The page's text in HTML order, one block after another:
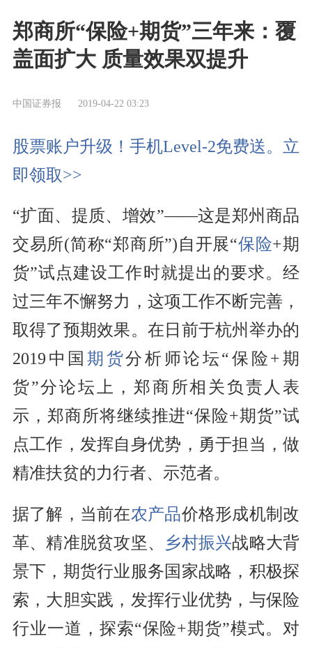
郑商所“保险+期货”三年来：覆
盖面扩大 质量效果双提升
中国证券报 2019-04-22 03:23
股票账户升级！手机Level-2免费送。立
即领取>>
“扩面、提质、增效”——这是郑州商品
交易所(简称“郑商所”)自开展“保险+期
货”试点建设工作时就提出的要求。经
过三年不懈努力，这项工作不断完善，
取得了预期效果。在日前于杭州举办的
2019中国 期货分析师论坛“保险+期
货”分论坛上，郑商所相关负责人表
示，郑商所将继续推进“保险+期货”试
点工作，发挥自身优势，勇于担当，做
精准扶贫的力行者、示范者。
据了解，当前在农产品价格形成机制改
革、精准脱贫攻坚、
乡村振兴战略大背
景下，期货行业服务国家战略，积极探
索，大胆实践，发挥行业优势，与保险
行业一道，探索“保险+期货”模式。对